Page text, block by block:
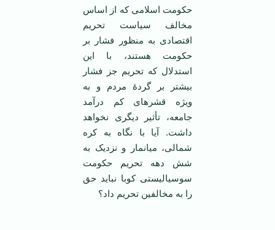
حکومت اسلامی ‌که از اساس
مخالف سیاست تحریم
اقتصادی به منظور فشار بر
حکومت هستند، با این
استدلال که تحریم جز فشار
بیشتر بر گردهٔ مردم و به
ویژه قشر‌های کم درآمد
جامعه، تأثیر دیگری نخواهد
داشت. آیا با نگاه به کره
شمالی، میانمار و نزدیک به
شش دهه تحریم حکومت
سوسیالیستی کوبا نباید حق
را به مخالفین تحریم داد؟